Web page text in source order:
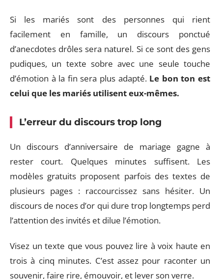
Si les mariés sont des personnes qui rient
facilement en famille, un discours ponctué
d’anecdotes drôles sera naturel. Si ce sont des gens
pudiques, un texte sobre avec une seule touche
d’émotion à la fin sera plus adapté. Le bon ton est
celui que les mariés utilisent eux-mêmes.
L’erreur du discours trop long
Un discours d’anniversaire de mariage gagne à
rester court. Quelques minutes suffisent. Les
modèles gratuits proposent parfois des textes de
plusieurs pages : raccourcissez sans hésiter. Un
discours de noces d’or qui dure trop longtemps perd
l’attention des invités et dilue l’émotion.
Visez un texte que vous pouvez lire à voix haute en
trois à cinq minutes. C’est assez pour raconter un
souvenir, faire rire, émouvoir, et lever son verre.